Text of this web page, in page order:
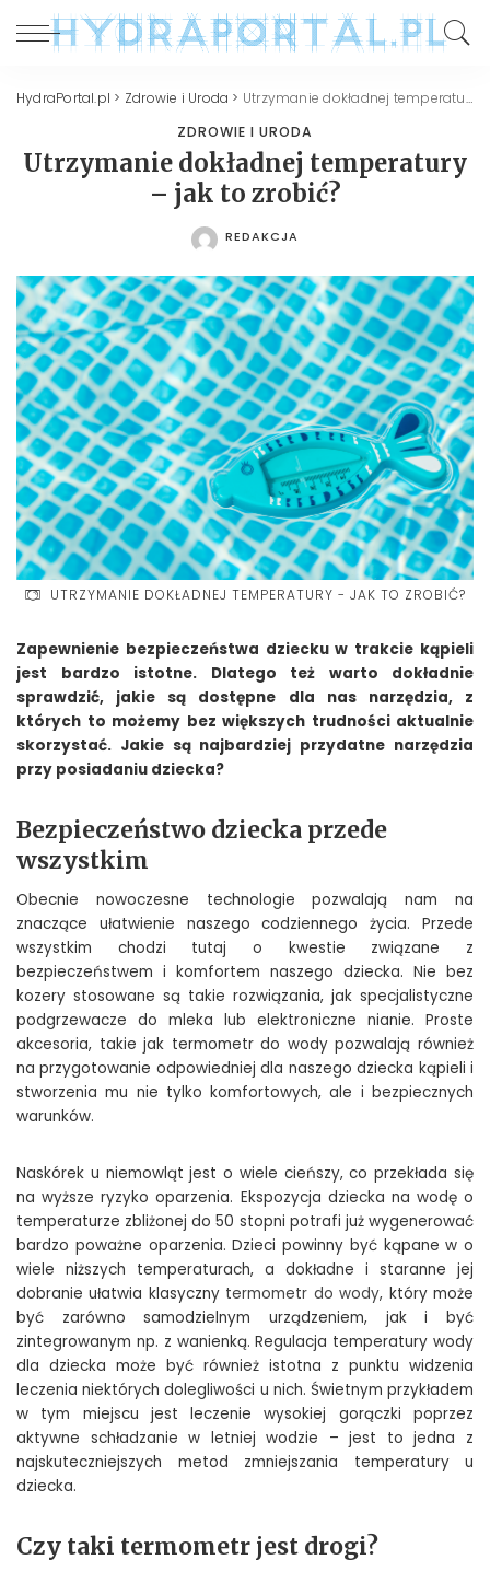
HydraPortal.pl > Zdrowie i Uroda > Utrzymanie dokładnej temperatury – jak to zrobić?
ZDROWIE I URODA
Utrzymanie dokładnej temperatury
– jak to zrobić?
POSTED
REDAKCJA
UTRZYMANIE DOKŁADNEJ TEMPERATURY - JAK TO ZROBIĆ?
Zapewnienie bezpieczeństwa dziecku w trakcie kąpieli
jest bardzo istotne. Dlatego też warto dokładnie
sprawdzić, jakie są dostępne dla nas narzędzia, z
których to możemy bez większych trudności aktualnie
skorzystać. Jakie są najbardziej przydatne narzędzia
przy posiadaniu dziecka?
Bezpieczeństwo dziecka przede
wszystkim
Obecnie nowoczesne technologie pozwalają nam na
znaczące ułatwienie naszego codziennego życia. Przede
wszystkim chodzi tutaj o kwestie związane z
bezpieczeństwem i komfortem naszego dziecka. Nie bez
kozery stosowane są takie rozwiązania, jak specjalistyczne
podgrzewacze do mleka lub elektroniczne nianie. Proste
akcesoria, takie jak termometr do wody pozwalają również
na przygotowanie odpowiedniej dla naszego dziecka kąpieli i
stworzenia mu nie tylko komfortowych, ale i bezpiecznych
warunków.
Naskórek u niemowląt jest o wiele cieńszy, co przekłada się
na wyższe ryzyko oparzenia. Ekspozycja dziecka na wodę o
temperaturze zbliżonej do 50 stopni potrafi już wygenerować
bardzo poważne oparzenia. Dzieci powinny być kąpane w o
wiele niższych temperaturach, a dokładne i staranne jej
dobranie ułatwia klasyczny termometr do wody, który może
być zarówno samodzielnym urządzeniem, jak i być
zintegrowanym np. z wanienką. Regulacja temperatury wody
dla dziecka może być również istotna z punktu widzenia
leczenia niektórych dolegliwości u nich. Świetnym przykładem
w tym miejscu jest leczenie wysokiej gorączki poprzez
aktywne schładzanie w letniej wodzie – jest to jedna z
najskuteczniejszych metod zmniejszania temperatury u
dziecka.
Czy taki termometr jest drogi?